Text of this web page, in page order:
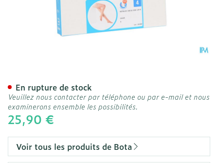
25,90 €
En rupture de stock
Veuillez nous contacter par téléphone ou par e-mail et nous
examinerons ensemble les possibilités.
Voir tous les produits de Bota